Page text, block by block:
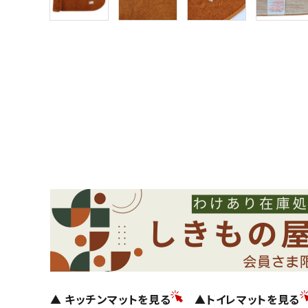
▲ キッチンマットを見る ▲トイレマットを見る